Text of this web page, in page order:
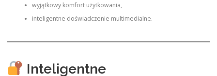
wyjątkowy komfort użytkowania,
inteligentne doświadczenie multimedialne.
Inteligentne